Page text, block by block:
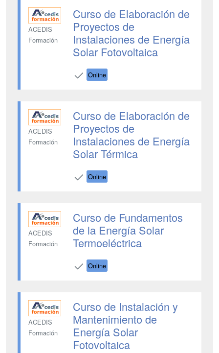
ACEDIS
Formación
Curso de Elaboración de
Proyectos de
Instalaciones de Energía
Solar Fotovoltaica
Online
ACEDIS
Formación
Curso de Elaboración de
Proyectos de
Instalaciones de Energía
Solar Térmica
Online
ACEDIS
Formación
Curso de Fundamentos
de la Energía Solar
Termoeléctrica
Online
ACEDIS
Formación
Curso de Instalación y
Mantenimiento de
Energía Solar
Fotovoltaica